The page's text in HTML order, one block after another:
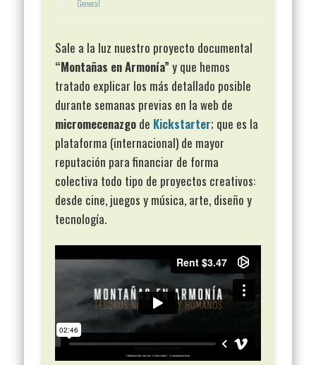
General
Sale a la luz nuestro proyecto documental
“Montañas en Armonía” y que hemos
tratado explicar los más detallado posible
durante semanas previas en la web de
micromecenazgo de Kickstarter; que es la
plataforma (internacional) de mayor
reputación para financiar de forma
colectiva todo tipo de proyectos creativos:
desde cine, juegos y música, arte, diseño y
tecnología.